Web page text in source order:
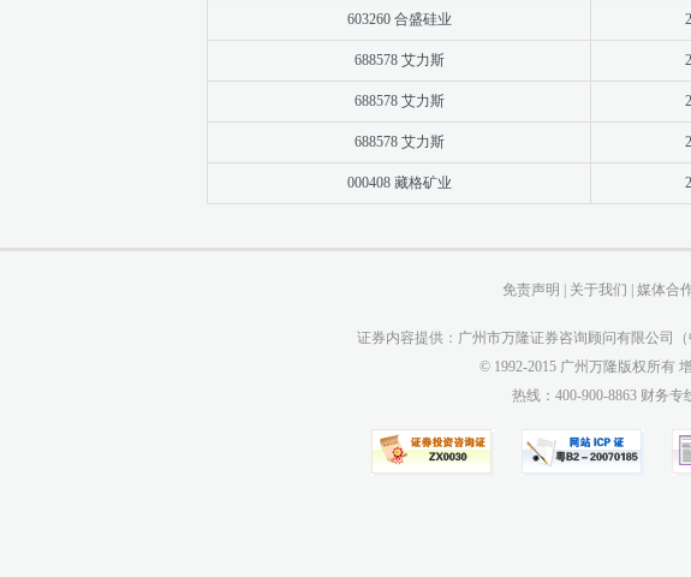
603260 合盛硅业
688578 艾力斯
688578 艾力斯
688578 艾力斯
000408 藏格矿业
免责声明 关于我们 媒体合
证券内容提供：广州市万隆证券咨询顾问有限公司
© 1992-2015 广州万隆版权所有
热线：400-900-8863 财务